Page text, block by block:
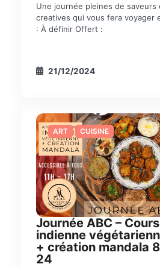
Une journée pleines de saveurs
creatives qui vous fera voyager
: À définir Offert :
21/12/2024
ART CUISINE
Journée ABC –
indienne
+ création mandala
24